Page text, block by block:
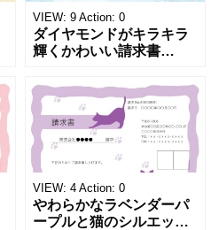
VIEW: 9 Action: 0
ダイヤモンドがキラキラ
輝くかわいい請求書
感あふれるライトブルー
背景に、ジュエルモチー
フを散りばめた煌びやか
な請求書素材です。清潔
感と高級感が同居するデ
ザインは、クライアント
に信頼感と華やかな印象
を同時に届けます
VIEW: 4 Action: 0
やわらかなラベンダーパ
ープルと猫のシルエット